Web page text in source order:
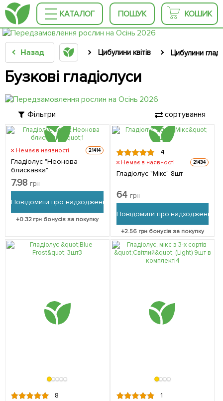
КАТАЛОГ ПОШУК КОШИК
Назад Цибулини квітів Цибулини
Бузкові гладіолуси
Фільтри сортування
Немає в наявності 21414
Гладіолус "Неонова
блискавка"
7.98 грн
Повідомити про надходження
+0.32грн бонусів за покупку
4
Немає в наявності 21434
Гладіолус "Мікс" 8шт
64 грн
Повідомити про надходження
+2.56 грн бонусів за покупку
8 1